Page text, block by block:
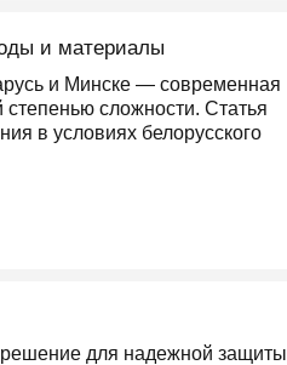
и материалы
и Минске — современная
сложности. Статья
в условиях белорусского
для надежной защиты